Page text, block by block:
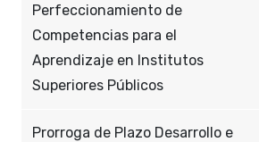
Perfeccionamiento de
Competencias para el
Aprendizaje en Institutos
Superiores Públicos
Prorroga de Plazo Desarrollo e